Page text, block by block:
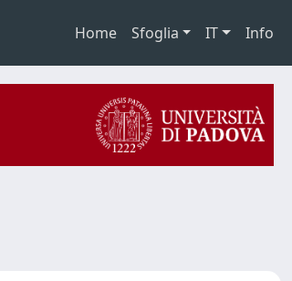
Home Sfoglia IT Info